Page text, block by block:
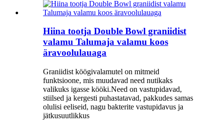
Hiina tootja Double Bowl graniidist
valamu Talumaja valamu koos
äravoolulauaga
Graniidist köögivalamutel on mitmeid
funktsioone, mis muudavad need nutikaks
valikuks igasse kööki.Need on vastupidavad,
stiilsed ja kergesti puhastatavad, pakkudes samas
olulisi eeliseid, nagu bakterite vastupidavus ja
jätkusuutlikkus